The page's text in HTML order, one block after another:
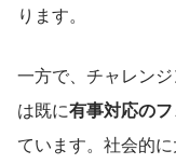
ります。
一方で、チャレン
は既に有事対応の
ています。社会的